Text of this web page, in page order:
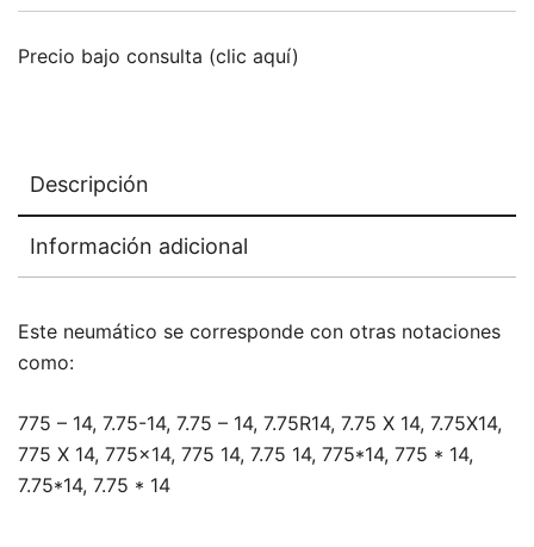
Precio bajo consulta (clic aquí)
Descripción
Información adicional
Este neumático se corresponde con otras notaciones
como:
775 – 14, 7.75-14, 7.75 – 14, 7.75R14, 7.75 X 14, 7.75X14,
775 X 14, 775×14, 775 14, 7.75 14, 775*14, 775 * 14,
7.75*14, 7.75 * 14